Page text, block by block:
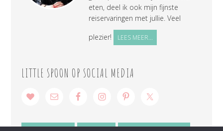
eten, deel ik ook mijn fijnste
reiservaringen met jullie. Veel
plezier!
LEES MEER...
LITTLE SPOON OP SOCIAL MEDIA